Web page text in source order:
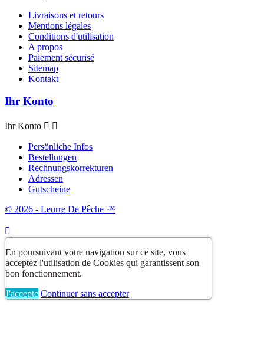
Livraisons et retours
Mentions légales
Conditions d'utilisation
A propos
Paiement sécurisé
Sitemap
Kontakt
Ihr Konto
Ihr Konto  
Persönliche Infos
Bestellungen
Rechnungskorrekturen
Adressen
Gutscheine
© 2026 - Leurre De Pêche ™

En poursuivant votre navigation sur ce site, vous
acceptez l'utilisation de Cookies qui garantissent son
bon fonctionnement.
J'accepte Continuer sans accepter